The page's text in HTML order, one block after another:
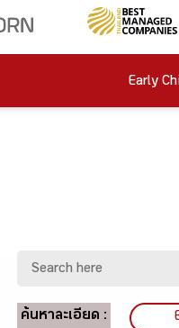
Early
ค้นหาละเอียด :